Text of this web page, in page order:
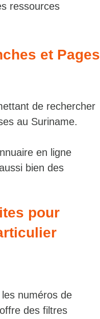
ressources
et Pages
de rechercher
au Suriname.
en ligne
bien des
pour
numéros de
des filtres